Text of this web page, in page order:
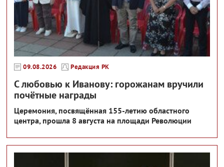
09.08.2026 Редакция РК
С любовью к Иванову: горожанам вручили
почётные награды
Церемония, посвящённая 155-летию областного
центра, прошла 8 августа на площади Революции